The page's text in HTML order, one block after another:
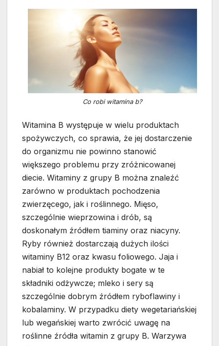
Co robi witamina b?
Witamina B występuje w wielu produktach
spożywczych, co sprawia, że jej dostarczenie
do organizmu nie powinno stanowić
większego problemu przy zróżnicowanej
diecie. Witaminy z grupy B można znaleźć
zarówno w produktach pochodzenia
zwierzęcego, jak i roślinnego. Mięso,
szczególnie wieprzowina i drób, są
doskonałym źródłem tiaminy oraz niacyny.
Ryby również dostarczają dużych ilości
witaminy B12 oraz kwasu foliowego. Jaja i
nabiał to kolejne produkty bogate w te
składniki odżywcze; mleko i sery są
szczególnie dobrym źródłem ryboflawiny i
kobalaminy. W przypadku diety wegetariańskiej
lub wegańskiej warto zwrócić uwagę na
roślinne źródła witamin z grupy B. Warzywa